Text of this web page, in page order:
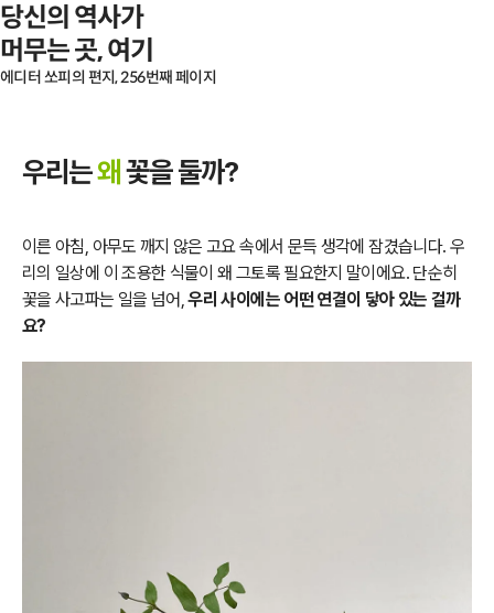
당신의 역사가
머무는 곳, 여기
에디터 쏘피의 편지, 256번째 페이지
우리는왜꽃을 둘까?
이른 아침, 아무도 깨지 않은 고요 속에서 문득 생각에 잠겼습니다. 우
리의 일상에 이 조용한 식물이 왜 그토록 필요한지 말이에요. 단순히
꽃을 사고파는 일을 넘어,우리 사이에는 어떤 연결이 닿아 있는 걸까
요?